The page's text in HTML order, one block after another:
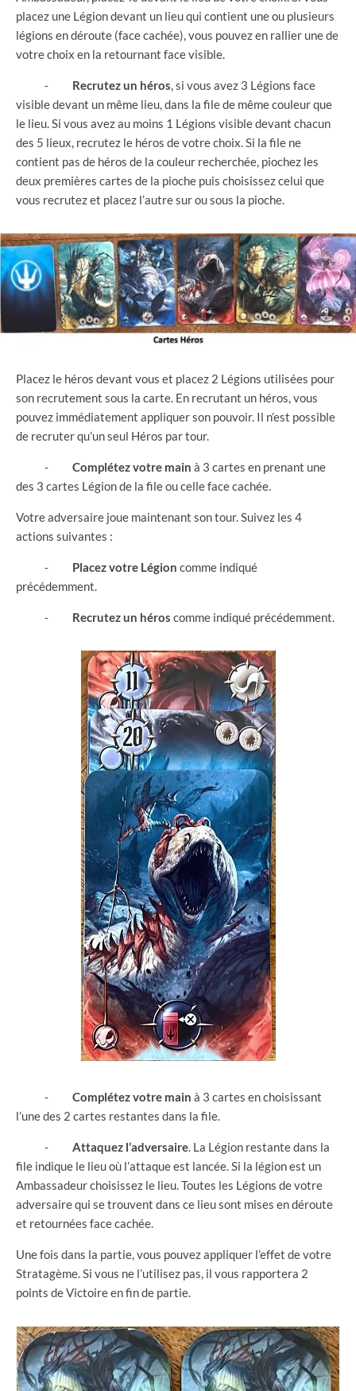
placez une Légion devant un lieu qui contient une ou plusieurs
légions en déroute (face cachée), vous pouvez en rallier une de
votre choix en la retournant face visible.
⁃ Recrutez un héros, si vous avez 3 Légions face
visible devant un même lieu, dans la file de même couleur que
le lieu. Si vous avez au moins 1 Légions visible devant chacun
des 5 lieux, recrutez le héros de votre choix. Si la file ne
contient pas de héros de la couleur recherchée, piochez les
deux premières cartes de la pioche puis choisissez celui que
vous recrutez et placez l’autre sur ou sous la pioche.
Placez le héros devant vous et placez 2 Légions utilisées pour
son recrutement sous la carte. En recrutant un héros, vous
pouvez immédiatement appliquer son pouvoir. Il n’est possible
de recruter qu’un seul Héros par tour.
⁃ Complétez votre main à 3 cartes en prenant une
des 3 cartes Légion de la file ou celle face cachée.
Votre adversaire joue maintenant son tour. Suivez les 4
actions suivantes :
⁃ Placez votre Légion comme indiqué
précédemment.
⁃ Recrutez un héros comme indiqué précédemment.
⁃ Complétez votre main à 3 cartes en choisissant
l’une des 2 cartes restantes dans la file.
⁃ Attaquez l’adversaire. La Légion restante dans la
file indique le lieu où l’attaque est lancée. Si la légion est un
Ambassadeur choisissez le lieu. Toutes les Légions de votre
adversaire qui se trouvent dans ce lieu sont mises en déroute
et retournées face cachée.
Une fois dans la partie, vous pouvez appliquer l’effet de votre
Stratagème. Si vous ne l’utilisez pas, il vous rapportera 2
points de Victoire en fin de partie.